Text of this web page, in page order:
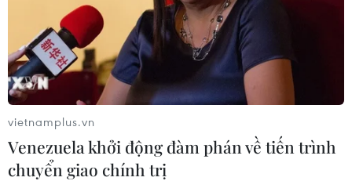
vietnamplus.vn
Venezuela khởi động đàm phán về tiến trình
chuyển giao chính trị